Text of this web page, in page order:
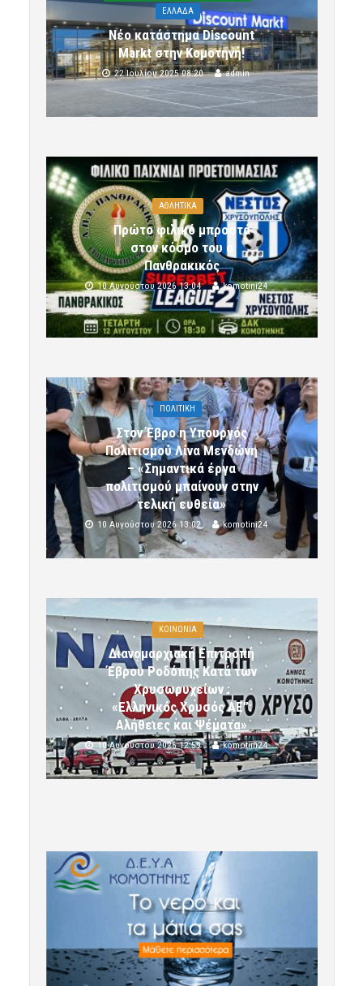
ΕΛΛΑΔΑ
Νέο κατάστημα Discount
Markt στην Κομοτηνή!
22 Ιουλίου 2025 08:20 admin
ΑΘΛΗΤΙΚΑ
Πρώτο φιλικό μπροστά
στον κόσμο του ο
Πανθρακικός
10 Αυγούστου 2026 13:04 komotini24
ΠΟΛΙΤΙΚΗ
Στον Έβρο η Υπουργός
Πολιτισμού Λίνα Μενδώνη
– «Σημαντικά έργα
πολιτισμού μπαίνουν στην
τελική ευθεία»
10 Αυγούστου 2026 13:02 komotini24
ΚΟΙΝΩΝΙΑ
Διανομαρχιακή Επιτροπή
Έβρου Ροδόπης Κατά των
Χρυσωρυχείων :
«Ελληνικός Χρυσός ΑΕ”:
Αλήθειες και Ψέματα»
10 Αυγούστου 2026 12:59 komotini24